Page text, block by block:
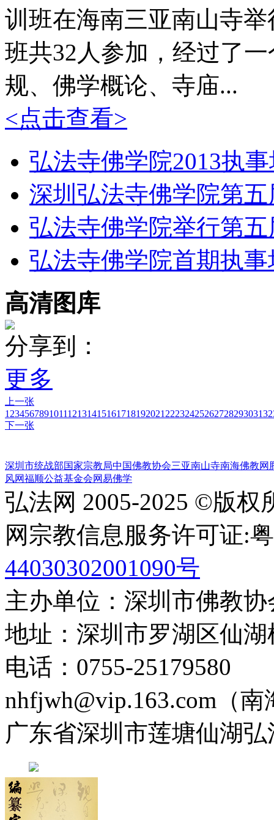
训班在海南三亚南山寺
班共32人参加，经过了
规、佛学概论、寺庙...
<点击查看>
弘法寺佛学院2013执
深圳弘法寺佛学院第
弘法寺佛学院举行第
弘法寺佛学院首期执
高清图库
分享到：
更多
上一张
1 23456789101112131415161718192021 2223242526272829303132
下一张
深圳市统战部国家宗教局中国佛教协会三亚南山寺南海佛教网
风网福顺公益基金会网易佛学
弘法网 2005-2025 ©版权
网宗教信息服务许可证:
44030302001090号
主办单位：深圳市佛教
地址：深圳市罗湖区仙
电话：0755-25179580
nhfjwh@vip.163.com（南
广东省深圳市莲塘仙湖弘